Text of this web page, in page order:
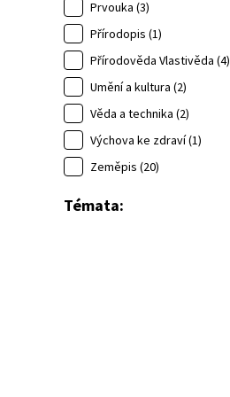
Prvouka (3)
Přírodopis (1)
Přírodověda Vlastivěda (4)
Umění a kultura (2)
Věda a technika (2)
Výchova ke zdraví (1)
Zeměpis (20)
Témata: